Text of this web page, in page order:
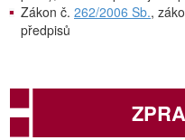
Zákon č. 262/2006 Sb.,
předpisů